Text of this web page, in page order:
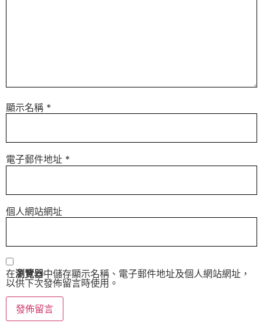
顯示名稱 *
電子郵件地址 *
個人網站網址
在瀏覽器中儲存顯示名稱、電子郵件地址及個人網站網址，
以供下次發佈留言時使用。